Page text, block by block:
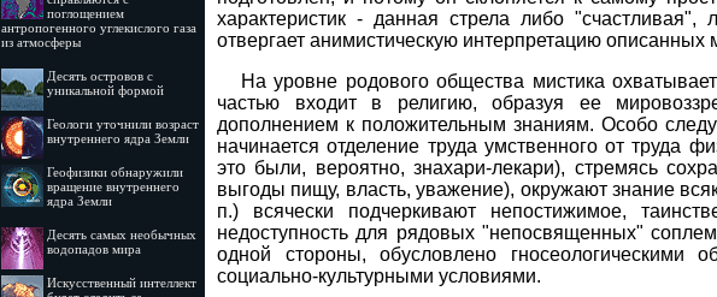
поглощением
антропогенного углекислого газа
из атмосферы
Десять островов c
уникальной формой
Геологи уточнили возраст
внутреннего ядра Земли
Геофизики обнаружили
вращение внутреннего
ядра Земли
Десять самых необычных
водопадов мира
Искусственный интеллект
характеристик - данная стрела либо
отвергает анимистическую интерпретацию описанных
На уровне родового общества мистика
частью входит в религию, образуя ее
дополнением к положительным знаниям. Особо
начинается отделение труда умственного от труда
это были, вероятно, знахари-лекари), стремясь
выгоды пищу, власть, уважение), окружают знание
п.) всячески подчеркивают непостижимое,
недоступность для рядовых "непосвященных"
одной стороны, обусловлено гносеологическими
социально-культурными условиями.